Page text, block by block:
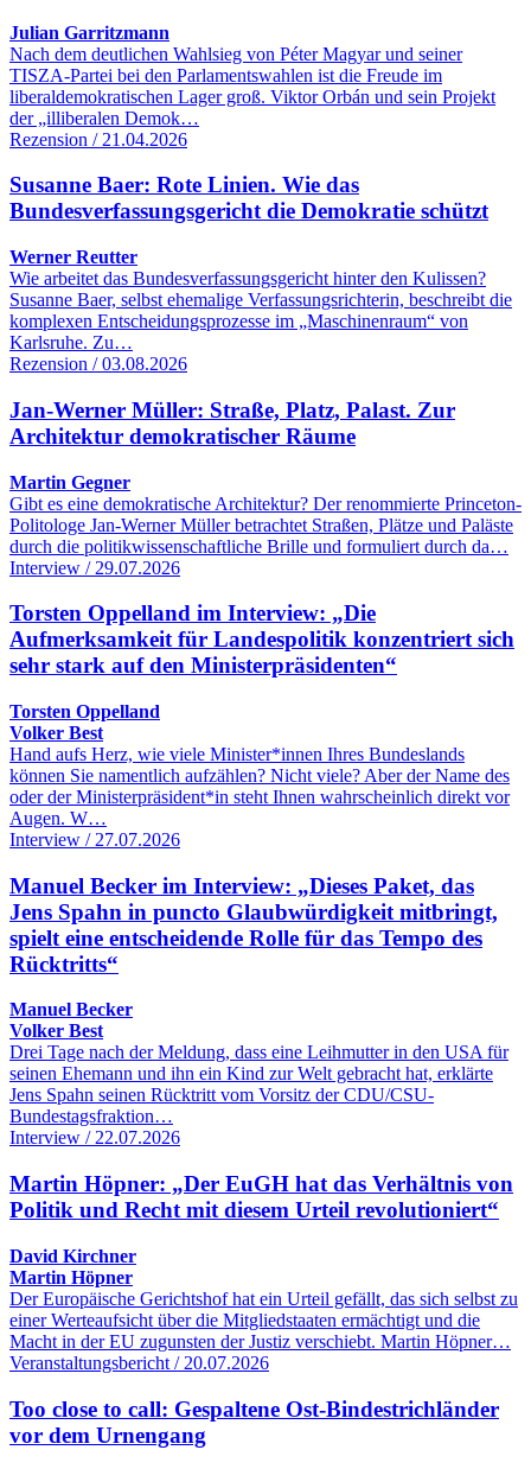
Julian Garritzmann
Nach dem deutlichen Wahlsieg von Péter Magyar und seiner
TISZA-Partei bei den Parlamentswahlen ist die Freude im
liberaldemokratischen Lager groß. Viktor Orbán und sein Projekt
der „illiberalen Demok…
Rezension / 21.04.2026
Susanne Baer: Rote Linien. Wie das
Bundesverfassungsgericht die Demokratie schützt
Werner Reutter
Wie arbeitet das Bundesverfassungsgericht hinter den Kulissen?
Susanne Baer, selbst ehemalige Verfassungsrichterin, beschreibt die
komplexen Entscheidungsprozesse im „Maschinenraum“ von
Karlsruhe. Zu…
Rezension / 03.08.2026
Jan-Werner Müller: Straße, Platz, Palast. Zur
Architektur demokratischer Räume
Martin Gegner
Gibt es eine demokratische Architektur? Der renommierte Princeton-
Politologe Jan-Werner Müller betrachtet Straßen, Plätze und Paläste
durch die politikwissenschaftliche Brille und formuliert durch da…
Interview / 29.07.2026
Torsten Oppelland im Interview: „Die
Aufmerksamkeit für Landespolitik konzentriert sich
sehr stark auf den Ministerpräsidenten“
Torsten Oppelland
Volker Best
Hand aufs Herz, wie viele Minister*innen Ihres Bundeslands
können Sie namentlich aufzählen? Nicht viele? Aber der Name des
oder der Ministerpräsident*in steht Ihnen wahrscheinlich direkt vor
Augen. W…
Interview / 27.07.2026
Manuel Becker im Interview: „Dieses Paket, das
Jens Spahn in puncto Glaubwürdigkeit mitbringt,
spielt eine entscheidende Rolle für das Tempo des
Rücktritts“
Manuel Becker
Volker Best
Drei Tage nach der Meldung, dass eine Leihmutter in den USA für
seinen Ehemann und ihn ein Kind zur Welt gebracht hat, erklärte
Jens Spahn seinen Rücktritt vom Vorsitz der CDU/CSU-
Bundestagsfraktion…
Interview / 22.07.2026
Martin Höpner: „Der EuGH hat das Verhältnis von
Politik und Recht mit diesem Urteil revolutioniert“
David Kirchner
Martin Höpner
Der Europäische Gerichtshof hat ein Urteil gefällt, das sich selbst zu
einer Werteaufsicht über die Mitgliedstaaten ermächtigt und die
Macht in der EU zugunsten der Justiz verschiebt. Martin Höpner…
Veranstaltungsbericht / 20.07.2026
Too close to call: Gespaltene Ost-Bindestrichländer
vor dem Urnengang